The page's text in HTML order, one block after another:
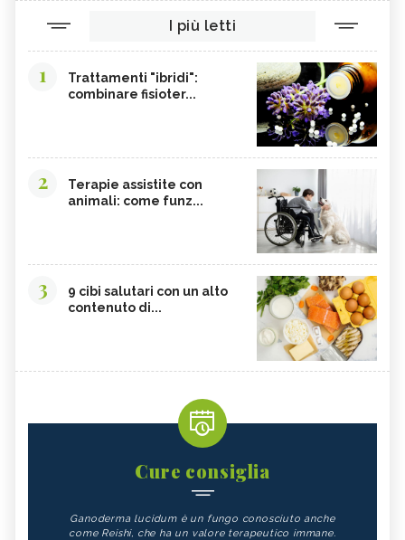
I più letti
1
Trattamenti "ibridi":
combinare fisioter...
2
Terapie assistite con
animali: come funz...
3
9 cibi salutari con un alto
contenuto di...
Cure consiglia
Ganoderma lucidum è un fungo conosciuto anche
come Reishi, che ha un valore terapeutico immane.